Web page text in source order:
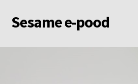
Liigu
navigeerimisele
Liigu
sisu
Sesame e-pood
Esileht